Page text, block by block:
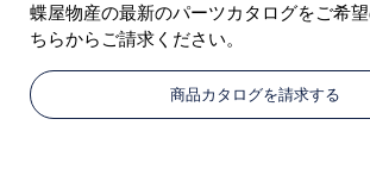
蝶屋物産の最新のパーツカタログをご希
ちらからご請求ください。
商品カタログを請求する